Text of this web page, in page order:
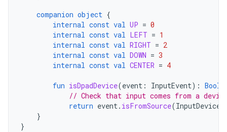
companion object {
internal const val UP = 0
internal const val LEFT = 1
internal const val RIGHT = 2
internal const val DOWN = 3
internal const val CENTER = 4
fun isDpadDevice(event : InputEvent):
// Check that input comes from a
return event. isFromSource(InputDevice
}
}